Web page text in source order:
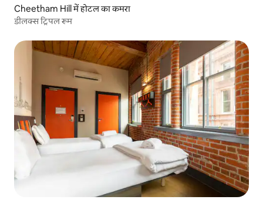
Cheetham Hill में होटल का कमरा
डीलक्स ट्रिपल रूम